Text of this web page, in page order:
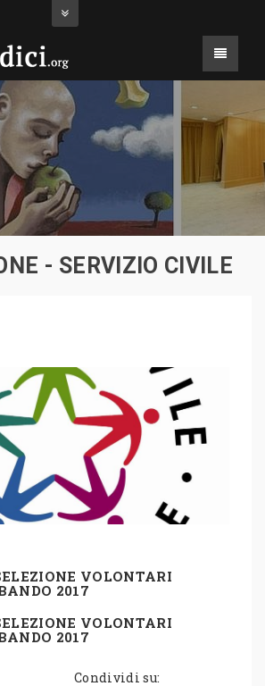
- SERVIZIO CIVILE
VOLONTARI
2017
VOLONTARI
2017
Condividi su: